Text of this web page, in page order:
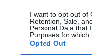
I want to opt-out of
Retention, Sale,
Personal Data that
Purposes for which
Opted Out